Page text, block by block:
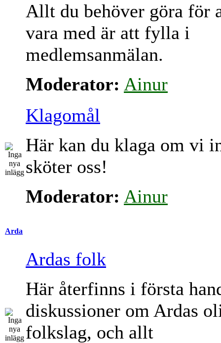
Allt du behöver göra för
vara med är att fylla i
medlemsanmälan.
Moderator: Ainur
Klagomål
Här kan du klaga om vi
sköter oss!
Moderator: Ainur
Arda
Ardas folk
Här återfinns i första
diskussioner om Ardas
folkslag, och allt